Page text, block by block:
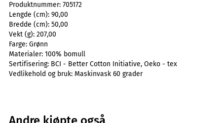
Produktnummer: 705172
Lengde (cm): 90,00
Bredde (cm): 50,00
Vekt (g): 207,00
Farge: Grønn
Materialer: 100% bomull
Sertifisering: BCI - Better Cotton Initiative, Oeko - tex
Vedlikehold og bruk: Maskinvask 60 grader